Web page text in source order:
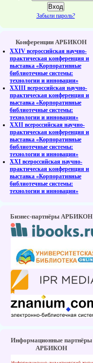
Забыли пароль?
Конференции АРБИКОН
XXIV всероссийская научно-
практическая конференция и
выставка «Корпоративные
библиотечные системы:
технологии и инновации»
XXIII всероссийская научно-
практическая конференция и
выставка «Корпоративные
библиотечные системы:
технологии и инновации»
XXII всероссийская научно-
практическая конференция и
выставка «Корпоративные
библиотечные системы:
технологии и инновации»
XXI всероссийская научно-
практическая конференция и
выставка «Корпоративные
библиотечные системы:
технологии и инновации»
Бизнес-партнёры АРБИКОН
Информационные партнёры
АРБИКОН